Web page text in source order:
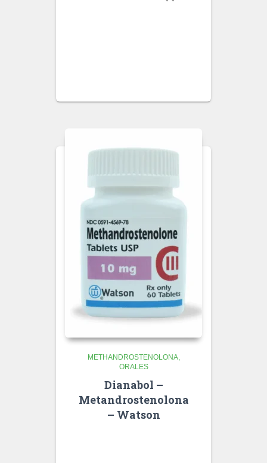
METHANDROSTENOLONA
ORALES
Dianabol –
Metandrostenolona
– Watson